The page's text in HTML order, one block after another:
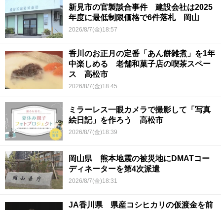
新見市の官製談合事件 建設会社は2025
年度に最低制限価格で6件落札 岡山
2026/8/7(金)18:57
香川のお正月の定番「あん餅雑煮」を1年
中楽しめる 老舗和菓子店の喫茶スペー
ス 高松市
2026/8/7(金)18:45
ミラーレス一眼カメラで撮影して「写真
絵日記」を作ろう 高松市
2026/8/7(金)18:39
岡山県 熊本地震の被災地にDMATコー
ディネーターを第4次派遣
2026/8/7(金)18:31
JA香川県 県産コシヒカリの仮渡金を前